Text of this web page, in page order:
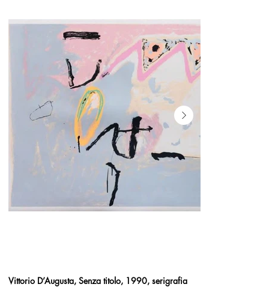
Vittorio D’Augusta, Senza titolo, 1990, serigrafia